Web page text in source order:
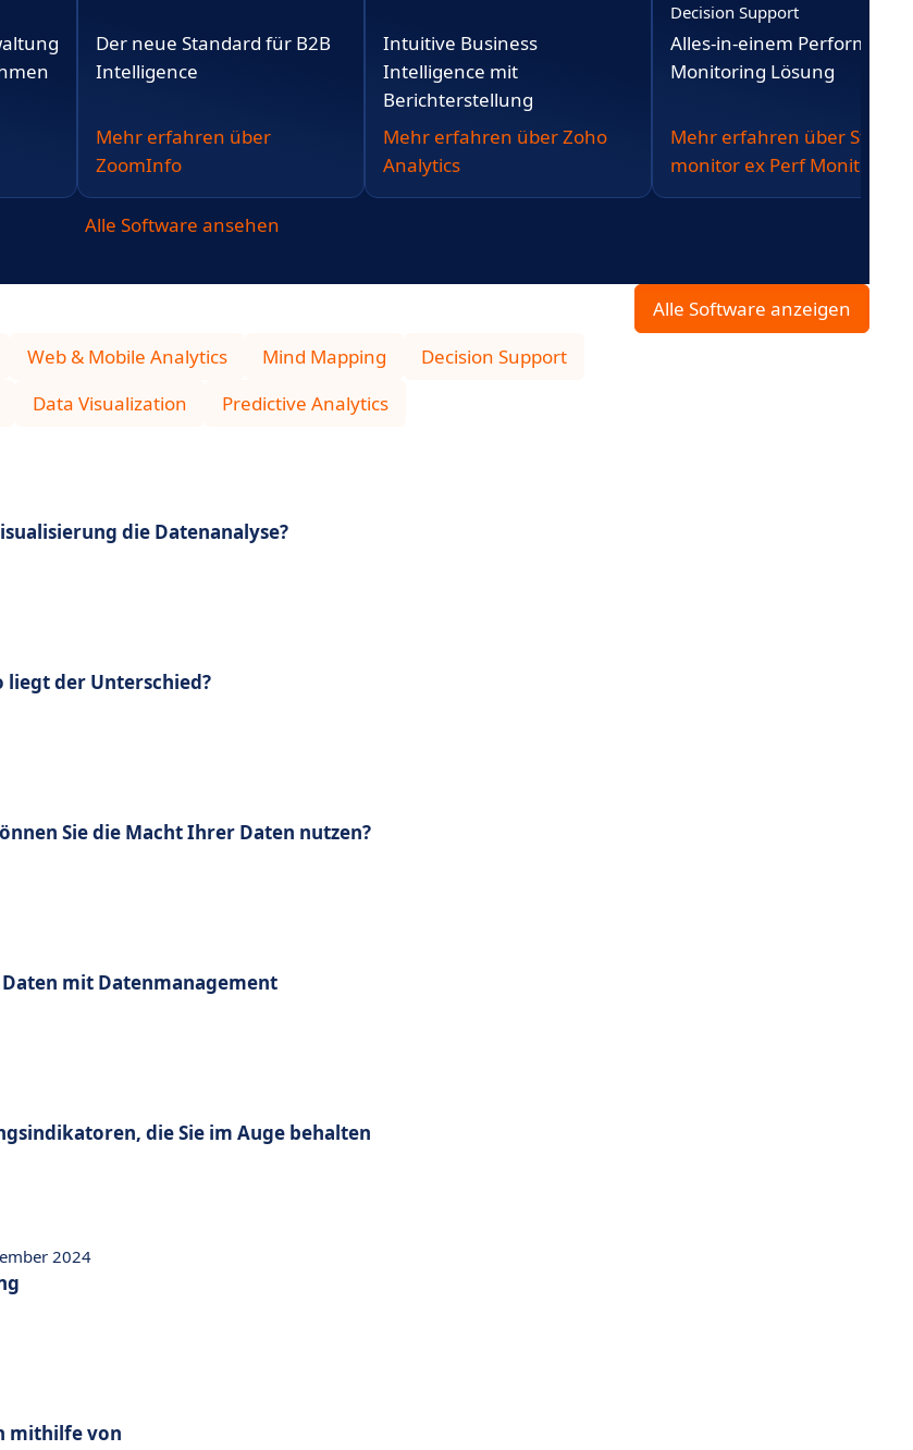
Der neue Standard für B2B
Intelligence
Mehr erfahren über
ZoomInfo
Intuitive Business
Intelligence mit
Berichterstellung
Mehr erfahren über Zoho
Analytics
Decision Support
Alles-in-einem Performance
Monitoring Lösung
Mehr erfahren über Strat
monitor ex Perf Monitor
Alle Software ansehen
Alle Software anzeigen
Web & Mobile Analytics Mind Mapping
Decision Support
Data Visualization Predictive Analytics
die Datenanalyse?
liegt der Unterschied?
Sie die Macht Ihrer Daten nutzen?
mit Datenmanagement
die Sie im Auge behalten
2024
mithilfe von